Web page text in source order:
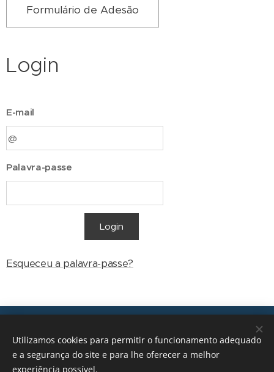
Formulário de Adesão
Login
E-mail
Palavra-passe
Login
Esqueceu a palavra-passe?
geral@transicoes.pt
Utilizamos cookies para permitir o funcionamento adequado
e a segurança do site e para lhe oferecer a melhor
experiência possível.